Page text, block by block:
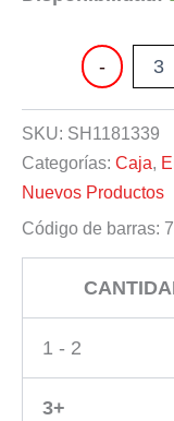
-
MUNECA
PRINCESA
SKU: SH1181339
Categorías: Caja,
Nuevos Productos
Código de barras:
1 - 2
3+